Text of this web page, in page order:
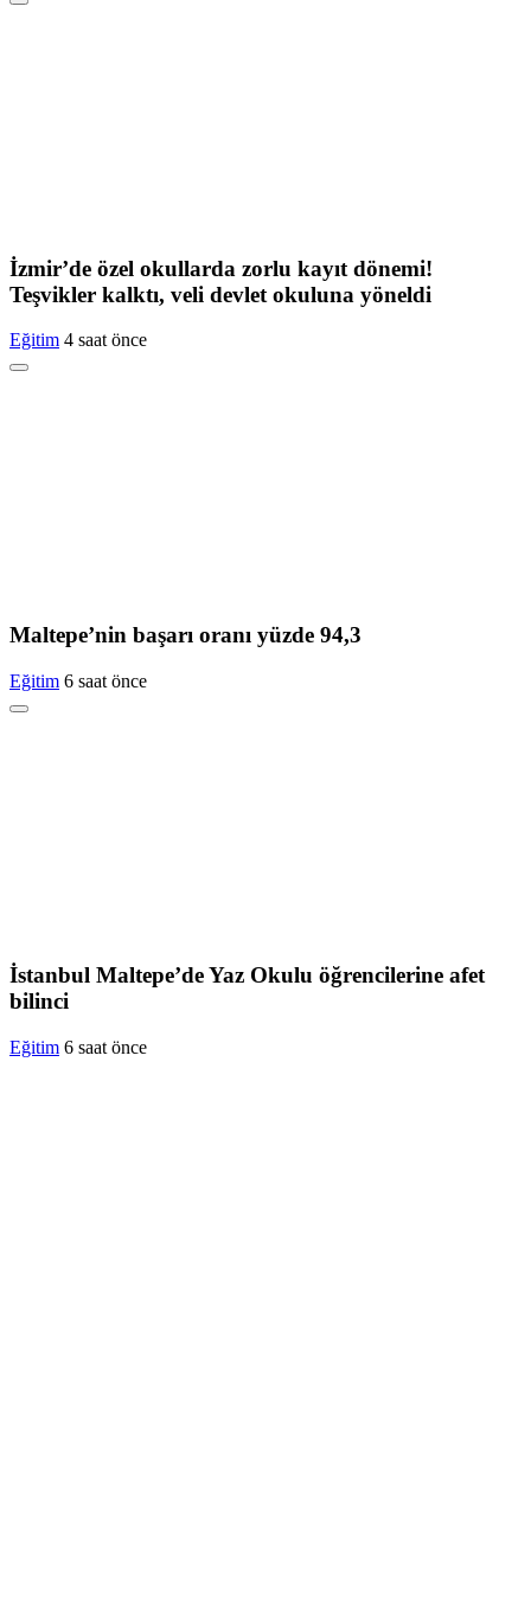
İzmir’de özel okullarda zorlu kayıt dönemi!
Teşvikler kalktı, veli devlet okuluna yöneldi
Eğitim 4 saat önce
Maltepe’nin başarı oranı yüzde 94,3
Eğitim 6 saat önce
İstanbul Maltepe’de Yaz Okulu öğrencilerine afet
bilinci
Eğitim 6 saat önce